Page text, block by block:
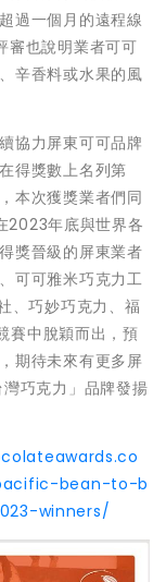
過一個月的遠程線
審也說明業者可可
辛香料或水果的風
協力屏東可可品牌
得獎數上名列第
本次獲獎業者們同
2023年底與世界各
獎晉級的屏東業者
可可雅米巧克力工
、巧妙巧克力、福
中脫穎而出，預
期待未來有更多屏
巧克力」品牌發揚
bean-to-b
winners/